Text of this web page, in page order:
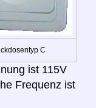
C
ist 115V
Frequenz ist